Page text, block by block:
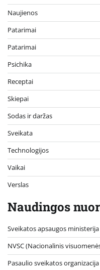
Naujienos
Patarimai
Patarimai
Psichika
Receptai
Skiepai
Sodas ir daržas
Sveikata
Technologijos
Vaikai
Verslas
Naudingos
Sveikatos apsaugos ministerija
NVSC (Nacionalinis
Pasaulio sveikatos